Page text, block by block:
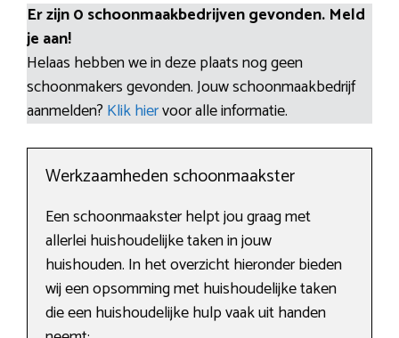
Er zijn 0 schoonmaakbedrijven gevonden. Meld
je aan!
Helaas hebben we in deze plaats nog geen
schoonmakers gevonden. Jouw schoonmaakbedrijf
aanmelden? Klik hiervoor alle informatie.
Werkzaamheden schoonmaakster
Een schoonmaakster helpt jou graag met
allerlei huishoudelijke taken in jouw
huishouden. In het overzicht hieronder bieden
wij een opsomming met huishoudelijke taken
die een huishoudelijke hulp vaak uit handen